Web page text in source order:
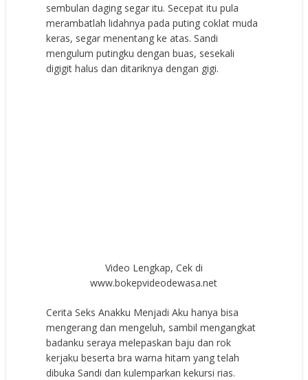
sembulan daging segar itu. Secepat itu pula
merambatlah lidahnya pada puting coklat muda
keras, segar menentang ke atas. Sandi
mengulum putingku dengan buas, sesekali
digigit halus dan ditariknya dengan gigi.
Video Lengkap, Cek di
www.bokepvideodewasa.net
Cerita Seks Anakku Menjadi Aku hanya bisa
mengerang dan mengeluh, sambil mengangkat
badanku seraya melepaskan baju dan rok
kerjaku beserta bra warna hitam yang telah
dibuka Sandi dan kulemparkan kekursi rias.